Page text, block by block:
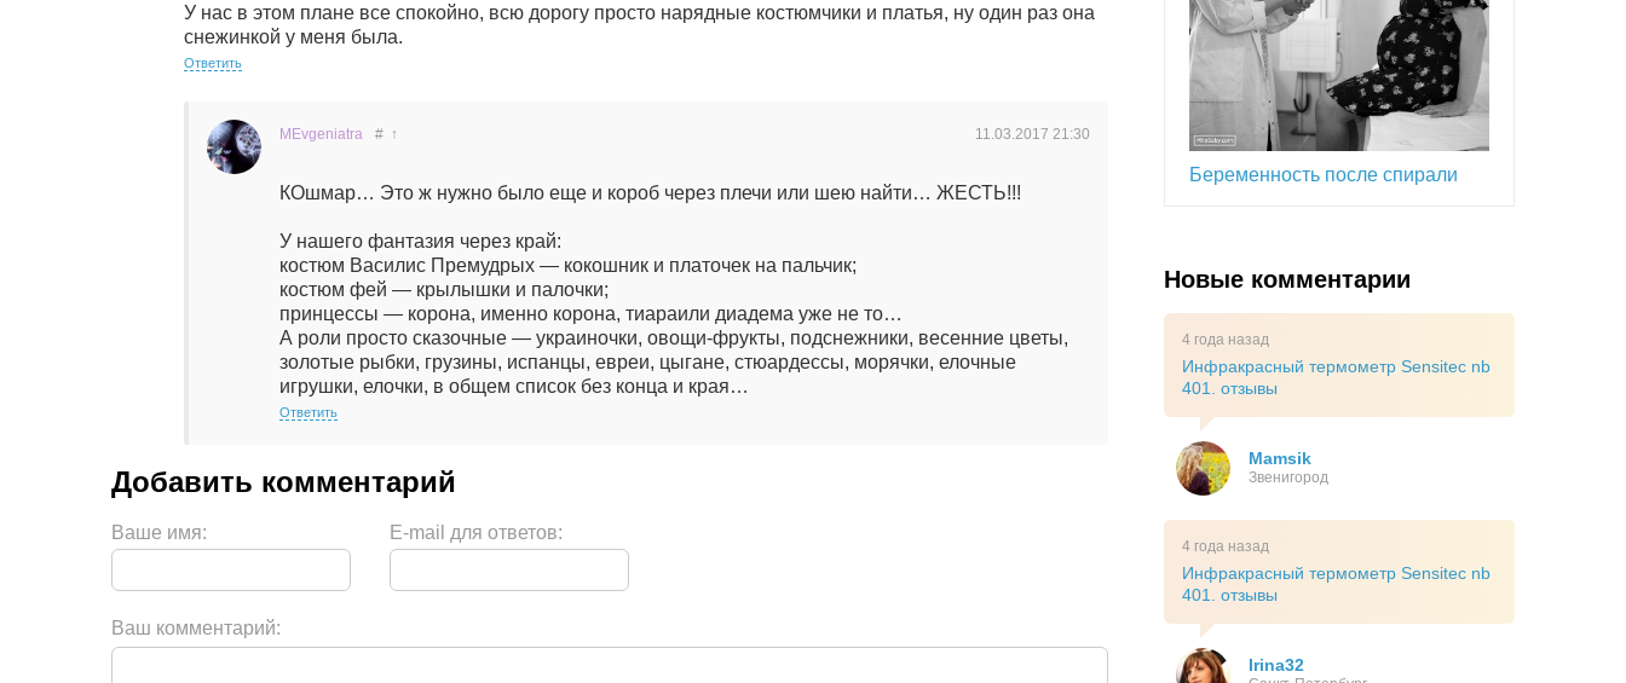
У нас в этом плане все спокойно, всю дорогу просто нарядные костюмчики и платья, ну один раз она
снежинкой у меня была.
Ответить
MEvgeniatra 11.03.2017 21:30
# ↑
КОшмар… Это ж нужно было еще и короб через плечи или шею найти… ЖЕСТЬ!!!
У нашего фантазия через край:
костюм Василис Премудрых — кокошник и платочек на пальчик;
костюм фей — крылышки и палочки;
принцессы — корона, именно корона, тиараили диадема уже не то…
А роли просто сказочные — украиночки, овощи-фрукты, подснежники, весенние цветы,
золотые рыбки, грузины, испанцы, евреи, цыгане, стюардессы, морячки, елочные
игрушки, елочки, в общем список без конца и края…
Ответить
Ваше имя: E-mail для ответов:
Ваш комментарий:
Беременность после спирали
Новые комментарии
4 года назад
Инфракрасный термометр Sensitec nb
401. отзывы
Mamsik
Звенигород
4 года назад
Инфракрасный термометр Sensitec nb
401. отзывы
Irina32